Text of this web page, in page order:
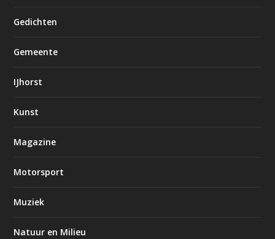
Gedichten
Gemeente
IJhorst
Kunst
Magazine
Motorsport
Muziek
Natuur en Milieu